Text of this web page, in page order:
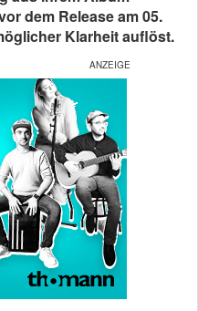
dem Release am 05.
Klarheit auflöst.